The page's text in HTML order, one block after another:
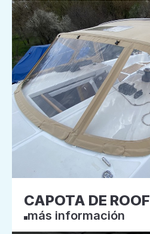
CAPOTA DE
más información